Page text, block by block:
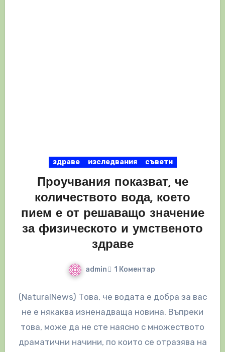
здраве изследвания съвети
Проучвания показват, че
количеството вода, което
пием е от решаващо значение
за физическото и умственото
здраве
admin 1 Коментар
(NaturalNews) Това, че водата е добра за вас
не е някаква изненадваща новина. Въпреки
това, може да не сте наясно с множеството
драматични начини, по които се отразява на